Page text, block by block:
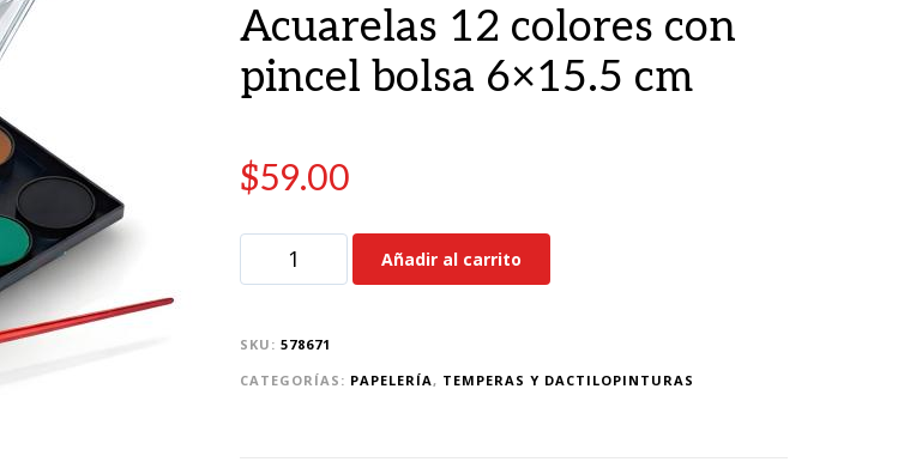
Acuarelas 12 colores con
pincel bolsa 6×15.5 cm
$59.00
Añadir al carrito
SKU: 578671
CATEGORÍAS: PAPELERÍA, TEMPERAS Y DACTILOPINTURAS